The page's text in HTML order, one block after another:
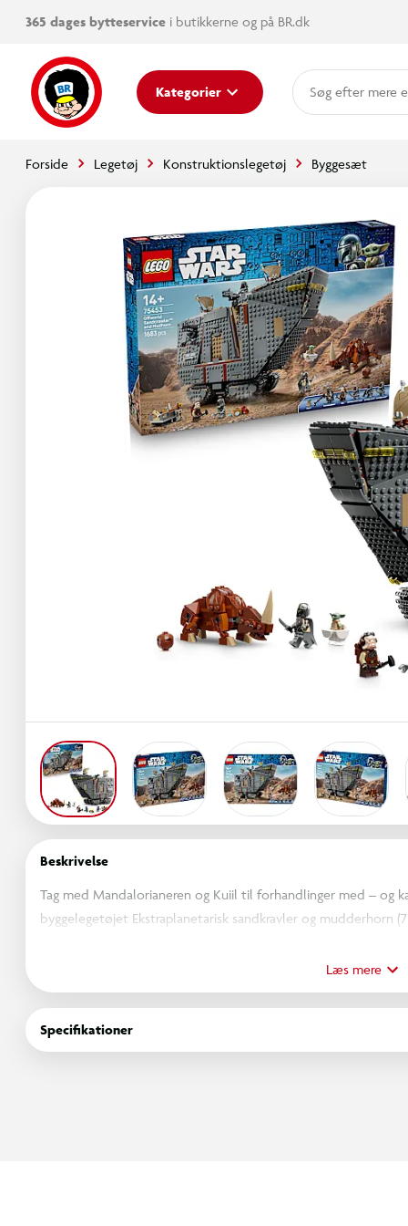
365 dages bytteservice i butikkerne og på BR.dk
Kategorier mere
Forside Legetøj Konstruktionslegetøj Byggesæt
Beskrivelse
Tag med Mandalorianeren og Kuiil til forhandlinger med – og
byggelegetøjet Ekstraplanetarisk sandkravler og
et bevægeligt mudderhorn og dets æg, som Mando kan
minifigurer med tilbehør til rolleleg.
Skub til jawaernes køretøj, styr den med den ene drejeknap
lukke frontlugen. Modellen har 2 knopskydere og kan åbnes,
Læs mere
Specifikationer